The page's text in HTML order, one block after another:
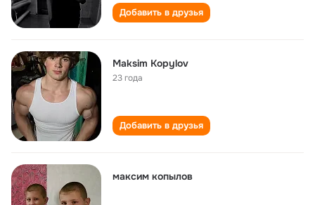
Добавить в друзья
Maksim Kopylov
23 года
Добавить в друзья
максим копылов